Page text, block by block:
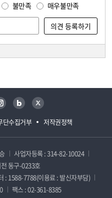
불만족 매우불만족
단수집거부 저작권정책
인스타그램 블로그 트위터
사업자등록 : 314-82-10024
동구-0233호
: 1588-7788(이용료 : 발신자부담)
팩스 : 02-361-8385